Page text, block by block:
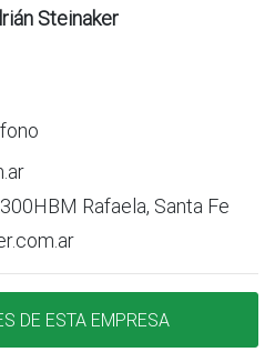
Steinaker
Rafaela, Santa Fe
DE ESTA EMPRESA